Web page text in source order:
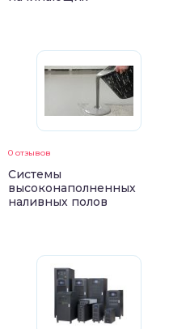
0 отзывов
Системы
высоконаполненных
наливных полов